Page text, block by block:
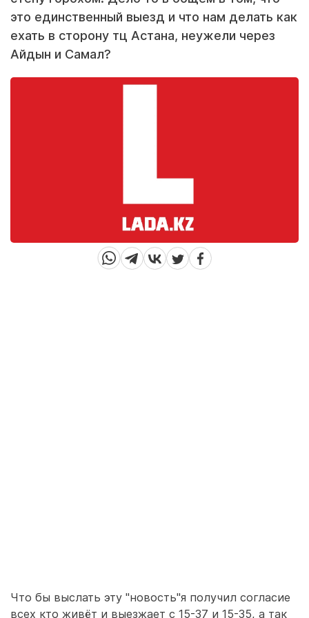
это единственный выезд и что нам делать как
ехать в сторону тц Астана, неужели через
Айдын и Самал?
Что бы выслать эту "новость"я получил согласие
всех кто живёт и выезжает с 15-37 и 15-35, а так